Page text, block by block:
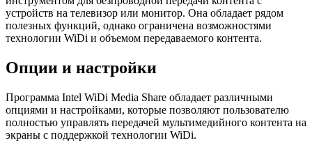
устройств на телевизор или монитор. Она обладает рядом
полезных функций, однако ограничена возможностями
технологии WiDi и объемом передаваемого контента.
Опции и настройки
Программа Intel WiDi Media Share обладает различными
опциями и настройками, которые позволяют пользователю
полностью управлять передачей мультимедийного контента на
экраны с поддержкой технологии WiDi.